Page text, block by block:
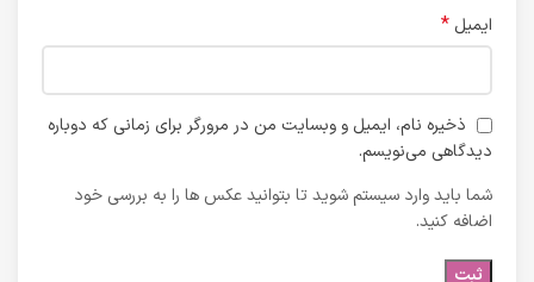
ایمیل *
ذخیره نام، ایمیل و وبسایت من در مرورگر برای زمانی که دوباره
دیدگاهی می‌نویسم.
شما باید وارد سیستم شوید تا بتوانید عکس ها را به بررسی خود
اضافه کنید.